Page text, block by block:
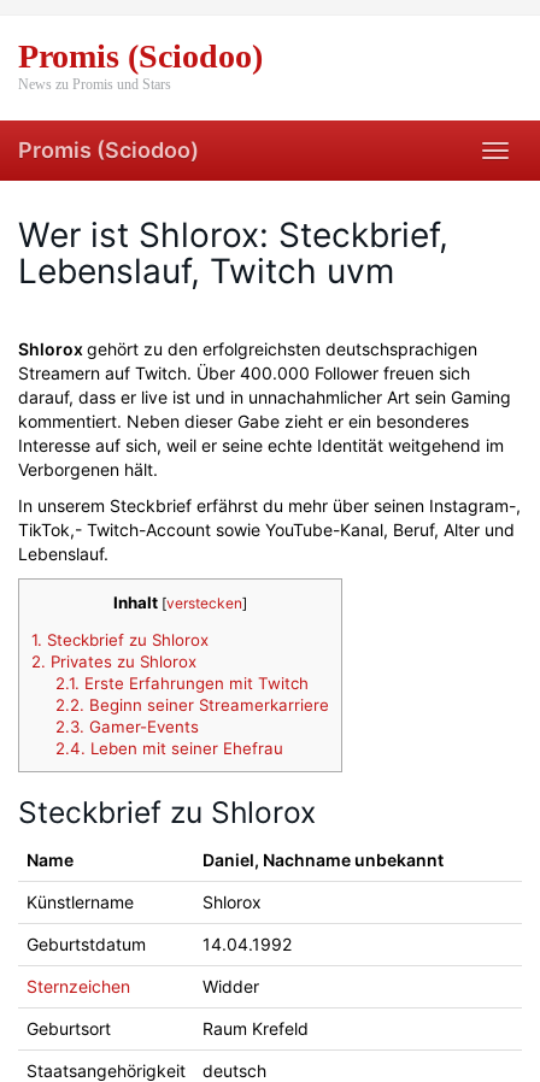
main
content
Promis (Sciodoo)
News zu Promis und Stars
Promis (Sciodoo)
Wer ist Shlorox: Steckbrief,
Lebenslauf, Twitch uvm
Shloroxgehört zu den erfolgreichsten deutschsprachigen
Streamern auf Twitch. Über 400.000 Follower freuen sich
darauf, dass er live ist und in unnachahmlicher Art sein Gaming
kommentiert. Neben dieser Gabe zieht er ein besonderes
Interesse auf sich, weil er seine echte Identität weitgehend im
Verborgenen hält.
In unserem Steckbrief erfährst du mehr über seinen Instagram-,
TikTok,- Twitch-Account sowie YouTube-Kanal, Beruf, Alter und
Lebenslauf.
Inhalt [verstecken]
1. Steckbrief zu Shlorox
2. Privates zu Shlorox
2.1. Erste Erfahrungen mit Twitch
2.2. Beginn seiner Streamerkarriere
2.3. Gamer-Events
2.4. Leben mit seiner Ehefrau
Steckbrief zu Shlorox
Name Daniel, Nachname unbekannt
Künstlername Shlorox
Geburtstdatum 14.04.1992
Sternzeichen Widder
Geburtsort Raum Krefeld
Staatsangehörigkeit deutsch